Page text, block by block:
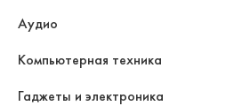
Аудио
Компьютерная техника
Гаджеты и электроника